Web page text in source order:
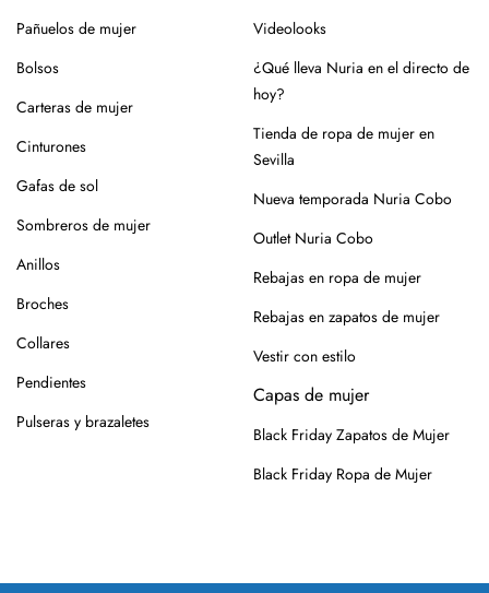
Pañuelos de mujer
Bolsos
Carteras de mujer
Cinturones
Gafas de sol
Sombreros de mujer
Anillos
Broches
Collares
Pendientes
Pulseras y brazaletes
Videolooks
¿Qué lleva Nuria en el directo de
hoy?
Tienda de ropa de mujer en
Sevilla
Nueva temporada Nuria Cobo
Outlet Nuria Cobo
Rebajas en ropa de mujer
Rebajas en zapatos de mujer
Vestir con estilo
Capas de mujer
Black Friday Zapatos de Mujer
Black Friday Ropa de Mujer